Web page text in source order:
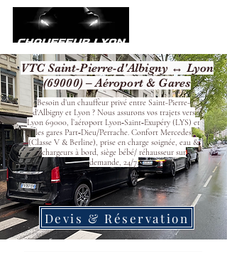
VTC Saint-Pierre-d'Albigny ↔ Lyon
(69000) – Aéroport & Gares
Besoin d’un chauffeur privé entre Saint-Pierre-
d'Albigny et Lyon ? Nous assurons vos trajets vers
Lyon 69000, l’aéroport Lyon‑Saint‑Exupéry (LYS) et
les gares Part‑Dieu/Perrache. Confort Mercedes
(Classe V & Berline), prise en charge soignée, eau &
chargeurs à bord, siège bébé/ réhausseur sur
demande, 24/7.
Devis & Réservation